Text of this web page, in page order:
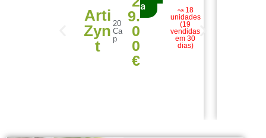
Arti
Zyn
t
20
Ca
p
9.
0
0
€
a
↝ 18
unidades
(19
vendidas
em 30
dias)